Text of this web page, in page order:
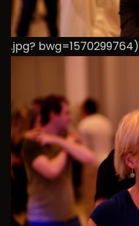
.jpg? bwg=1570299764)